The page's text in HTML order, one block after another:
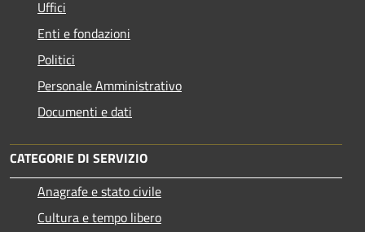
Uffici
Enti e fondazioni
Politici
Personale Amministrativo
Documenti e dati
CATEGORIE DI SERVIZIO
Anagrafe e stato civile
Cultura e tempo libero